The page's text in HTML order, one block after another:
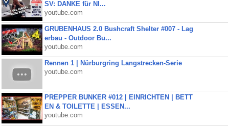
SV: DANKE für NI...
youtube.com
GRUBENHAUS 2.0 Bushcraft Shelter #007 - Lag
erbau - Outdoor Bu...
youtube.com
Rennen 1 | Nürburgring Langstrecken-Serie
youtube.com
PREPPER BUNKER #012 | EINRICHTEN | BETT
EN & TOILETTE | ESSEN...
youtube.com